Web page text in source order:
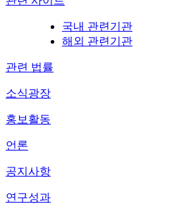
국내 관련기관
해외 관련기관
관련 법률
소식광장
홍보활동
언론
공지사항
연구성과